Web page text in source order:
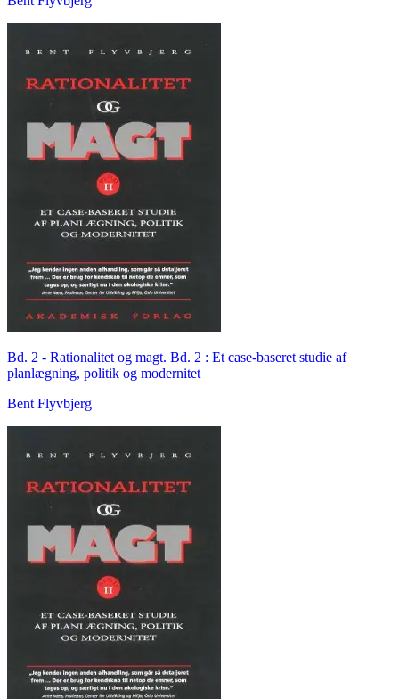
Bd. 2 - Rationalitet og magt. Bd. 2 : Et case-baseret studie af
planlægning, politik og modernitet
Bent Flyvbjerg